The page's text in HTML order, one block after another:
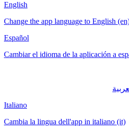
English
Change the app language to English
Español
Cambiar el idioma de la aplicación a
Italiano
Cambia la lingua dell'app in italiano (it)